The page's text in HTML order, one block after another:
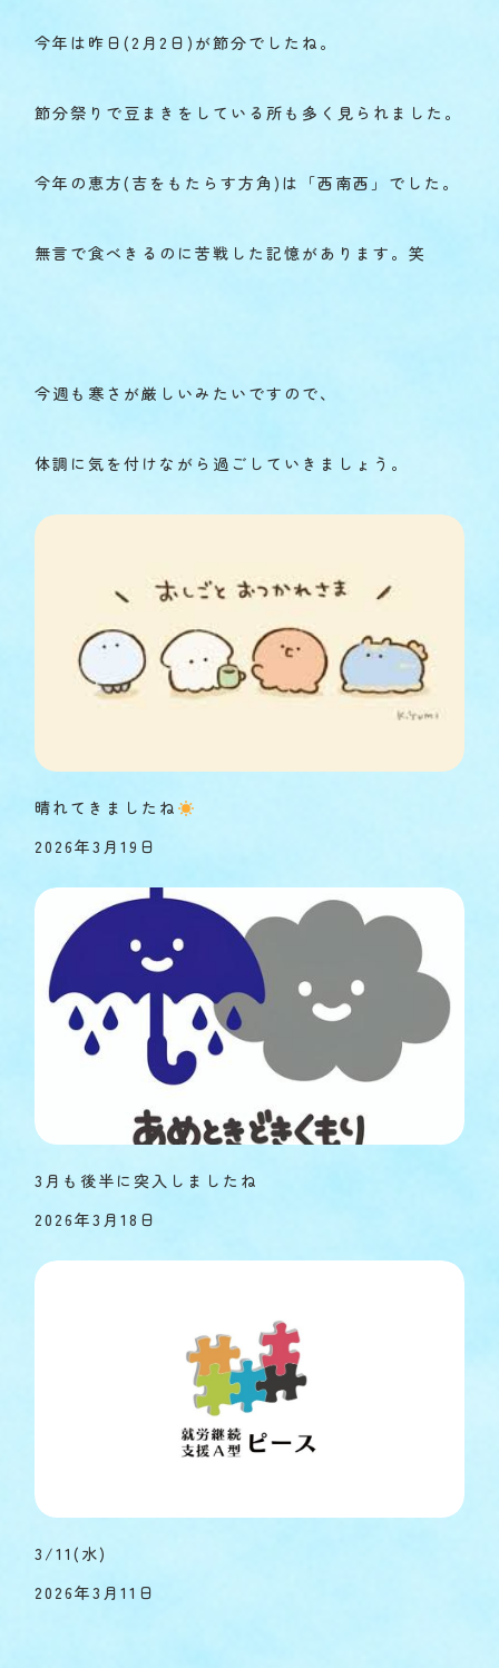
今年は昨日(2月2日)が節分でしたね。
節分祭りで豆まきをしている所も多く見られました。
今年の恵方(吉をもたらす方角)は「西南西」でした。
無言で食べきるのに苦戦した記憶があります。笑
今週も寒さが厳しいみたいですので、
体調に気を付けながら過ごしていきましょう。
晴れてきましたね
2026年3月19日
3月も後半に突入しましたね
2026年3月18日
3/11(水)
2026年3月11日